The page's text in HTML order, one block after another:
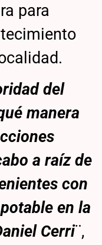
para
del
manera
a raíz de
con
en la
Cerri¨,